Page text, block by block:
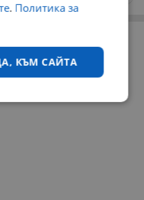
. Политика за
КЪМ САЙТА
Ефективност